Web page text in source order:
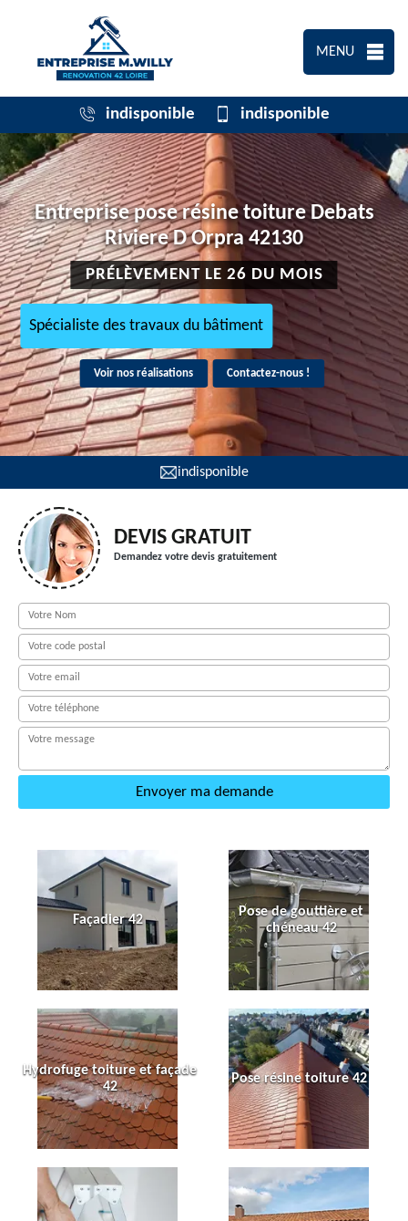
MENU
indisponible indisponible
Entreprise pose résine toiture Debats
Riviere D Orpra 42130
PRÉLÈVEMENT LE 26 DU MOIS
Spécialiste des travaux du bâtiment
Voir nos réalisations Contactez-nous !
indisponible
DEVIS GRATUIT
Demandez votre devis gratuitement
Façadier 42
Pose de gouttière et
chéneau 42
Hydrofuge toiture et façade
42
Pose résine toiture 42